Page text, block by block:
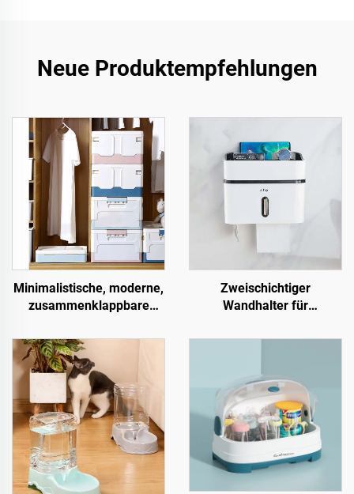
Neue Produktempfehlungen
Minimalistische, moderne,
zusammenklappbare
Aufbewahrungskiste,
rechteckig, faltbarer
Organizer mit Deckel zur
Büroorganisation
Zweischichtiger
Wandhalter für
Kunststoffabdeckung für
Toiletten